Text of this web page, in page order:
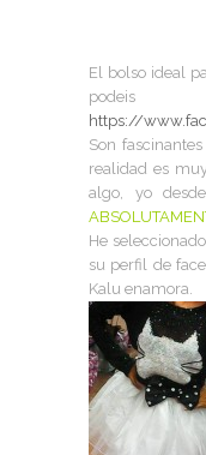
El bolso ideal
podeis
https://
Son
realidad es
algo, yo
He
su perfil de
Kalu enamora.